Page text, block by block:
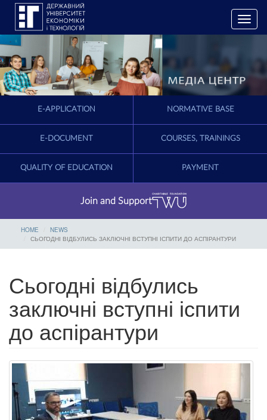
T
o
e
i
a
E-APPLICATION NORMATIVE BASE
E-DOCUMENT COURSES, TRAININGS
QUALITY OF EDUCATION PAYMENT
Join and Support
HOME
NEWS
СЬОГОДНІ ВІДБУЛИСЬ ЗАКЛЮЧНІ ВСТУПНІ ІСПИТИ ДО АСПІРАНТУРИ
Сьогодні відбулись
заключні вступні іспити
до аспірантури